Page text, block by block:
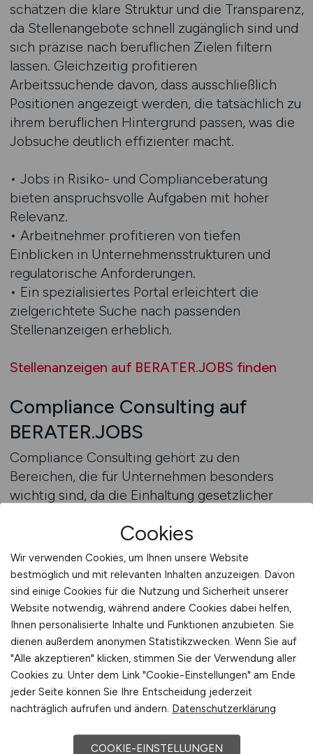
schätzen die klare Struktur und die Transparenz,
da Stellenangebote schnell zugänglich sind und
sich präzise nach beruflichen Zielen filtern
lassen. Gleichzeitig profitieren
Arbeitssuchende davon, dass ausschließlich
Positionen angezeigt werden, die tatsächlich zu
ihrem beruflichen Hintergrund passen, was die
Jobsuche deutlich effizienter macht.
• Jobs in Risiko- und Complianceberatung
bieten anspruchsvolle Aufgaben mit hoher
Relevanz.
• Arbeitnehmer profitieren von tiefen
Einblicken in Unternehmensstrukturen und
regulatorische Anforderungen.
• Ein spezialisiertes Portal erleichtert die
zielgerichtete Suche nach passenden
Stellenanzeigen erheblich.
Stellenanzeigen auf BERATER.JOBS finden
Compliance Consulting auf
BERATER.JOBS
Compliance Consulting gehört zu den
Bereichen, die für Unternehmen besonders
wichtig sind, da die Einhaltung gesetzlicher
erheblichen Einfluss auf Reputation, Sicherheit
und wirtschaftliche Stabilität hat. Arbeitnehmer,
die sich für diesen Bereich entscheiden,
arbeiten in einem anspruchsvollen Umfeld, in
dem sie sowohl rechtliche Grundlagen als auch
unternehmerische Zusammenhänge verstehen
müssen. Die Tätigkeit umfasst die Entwicklung,
Überprüfung und Optimierung von Compliance-
Strukturen, die Unternehmen dabei
unterstützen, Risiken zu minimieren und ihre
sich für diese Arbeit interessieren, schätzen die
Cookies
Wir verwenden Cookies, um Ihnen unsere Website
bestmöglich und mit relevanten Inhalten anzuzeigen. Davon
sind einige Cookies für die Nutzung und Sicherheit unserer
Website notwendig, während andere Cookies dabei helfen,
Ihnen personalisierte Inhalte und Funktionen anzubieten. Sie
dienen außerdem anonymen Statistikzwecken. Wenn Sie auf
"Alle akzeptieren" klicken, stimmen Sie der Verwendung aller
Cookies zu. Unter dem Link "Cookie-Einstellungen" am Ende
jeder Seite können Sie Ihre Entscheidung jederzeit
nachträglich aufrufen und ändern. Datenschutzerklärung
COOKIE-EINSTELLUNGEN